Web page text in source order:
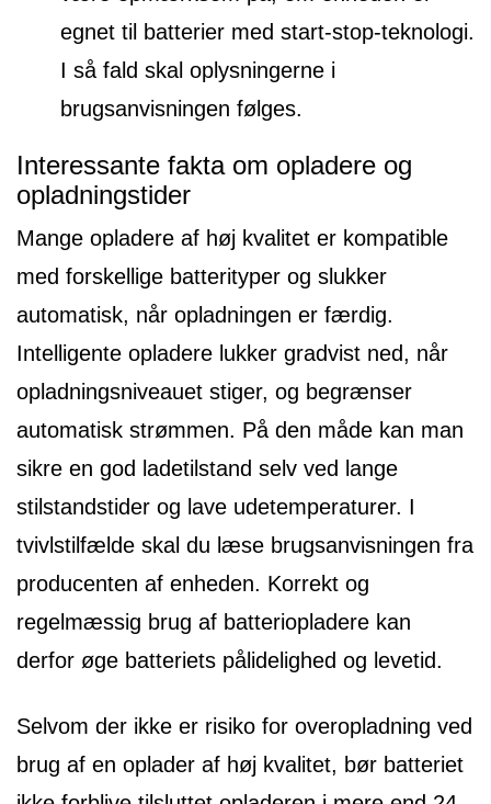
egnet til batterier med start-stop-teknologi.
I så fald skal oplysningerne i
brugsanvisningen følges.
Interessante fakta om opladere og
opladningstider
Mange opladere af høj kvalitet er kompatible
med forskellige batterityper og slukker
automatisk, når opladningen er færdig.
Intelligente opladere lukker gradvist ned, når
opladningsniveauet stiger, og begrænser
automatisk strømmen. På den måde kan man
sikre en god ladetilstand selv ved lange
stilstandstider og lave udetemperaturer. I
tvivlstilfælde skal du læse brugsanvisningen fra
producenten af enheden. Korrekt og
regelmæssig brug af batteriopladere kan
derfor øge batteriets pålidelighed og levetid.
Selvom der ikke er risiko for overopladning ved
brug af en oplader af høj kvalitet, bør batteriet